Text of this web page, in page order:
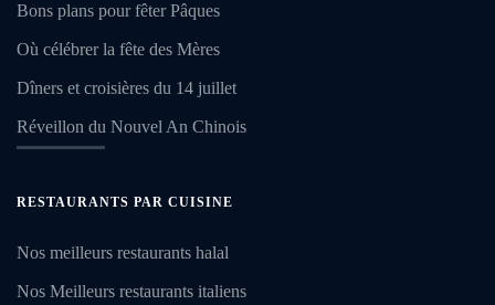
Bons plans pour fêter Pâques
Où célébrer la fête des Mères
Dîners et croisières du 14 juillet
Réveillon du Nouvel An Chinois
RESTAURANTS PAR CUISINE
Nos meilleurs restaurants halal
Nos Meilleurs restaurants italiens